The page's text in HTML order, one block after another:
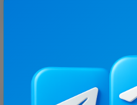
З цим каналом часто купують